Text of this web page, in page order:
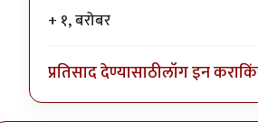
+ १, बरोबर
प्रतिसाद देण्यासाठीलॉग इन करा